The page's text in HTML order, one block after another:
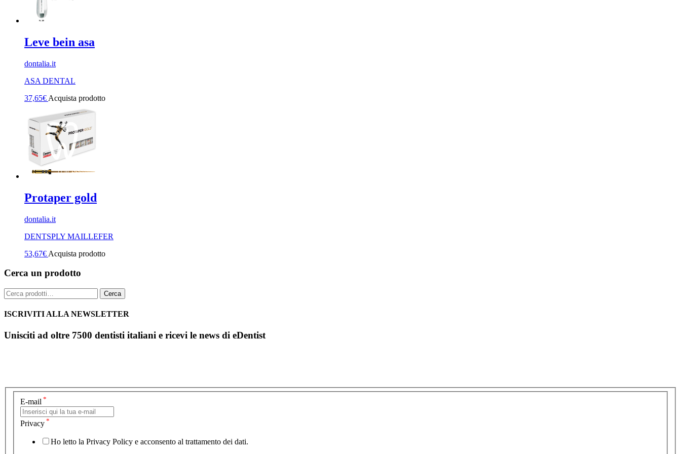
Leve bein asa
dontalia.it
ASA DENTAL
37,65€ Acquista prodotto
Protaper gold
dontalia.it
DENTSPLY MAILLEFER
53,67€ Acquista prodotto
Cerca un prodotto
Cerca: Cerca
ISCRIVITI ALLA NEWSLETTER
Unisciti ad oltre 7500 dentisti italiani e ricevi le news di eDentist
E-mail *
Privacy *
Ho letto la Privacy Policy e acconsento al trattamento dei dati.